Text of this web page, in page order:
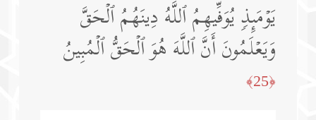
یَوۡمَىِٕذࣲ یُوَفِّیهِمُ ٱللَّهُ دِینَهُمُ ٱلۡحَقَّ
وَیَعۡلَمُونَ أَنَّ ٱللَّهَ هُوَ ٱلۡحَقُّ ٱلۡمُبِینُ
﴿25﴾